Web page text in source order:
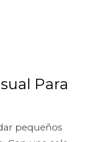
Para
pequeños